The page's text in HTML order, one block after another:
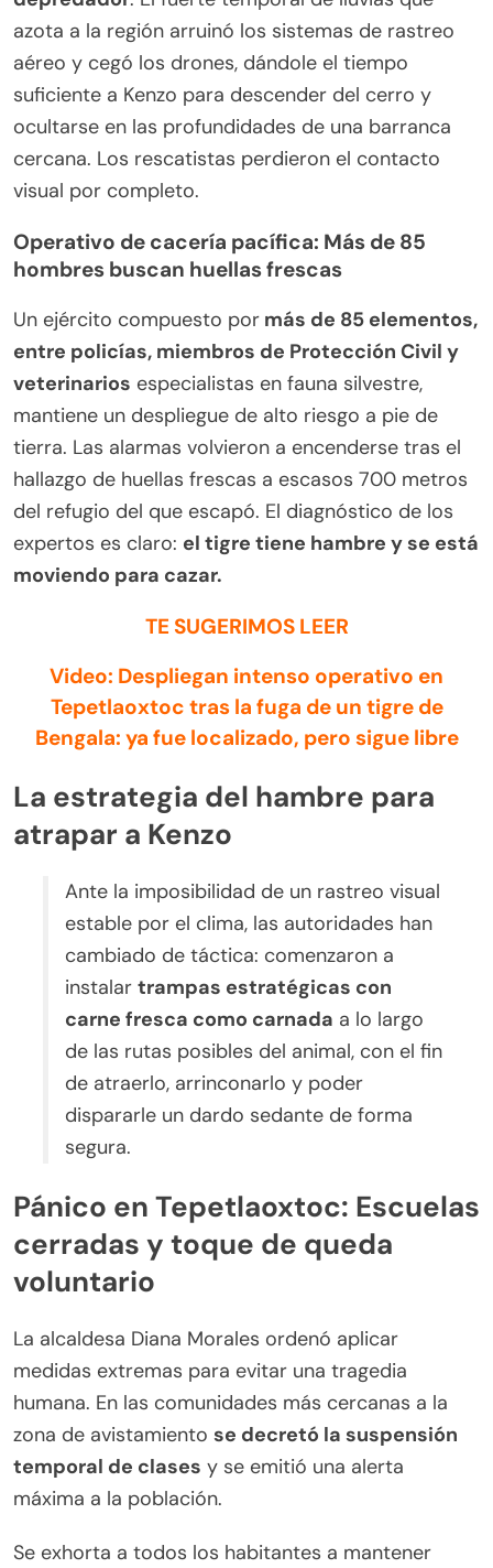
azota a la región arruinó los sistemas de rastreo
aéreo y cegó los drones, dándole el tiempo
suficiente a Kenzo para descender del cerro y
ocultarse en las profundidades de una barranca
cercana. Los rescatistas perdieron el contacto
visual por completo.
Operativo de cacería pacífica: Más de 85
hombres buscan huellas frescas
Un ejército compuesto por más de 85 elementos,
entre policías, miembros de Protección Civil y
veterinarios especialistas en fauna silvestre,
mantiene un despliegue de alto riesgo a pie de
tierra. Las alarmas volvieron a encenderse tras el
hallazgo de huellas frescas a escasos 700 metros
del refugio del que escapó. El diagnóstico de los
expertos es claro: el tigre tiene hambre y se está
moviendo para cazar.
TE SUGERIMOS LEER
Video: Despliegan intenso operativo en
Tepetlaoxtoc tras la fuga de un tigre de
Bengala: ya fue localizado, pero sigue libre
La estrategia del hambre para
atrapar a Kenzo
Ante la imposibilidad de un rastreo visual
estable por el clima, las autoridades han
cambiado de táctica: comenzaron a
instalar trampas estratégicas con
carne fresca como carnada a lo largo
de las rutas posibles del animal, con el fin
de atraerlo, arrinconarlo y poder
dispararle un dardo sedante de forma
segura.
Pánico en Tepetlaoxtoc: Escuelas
cerradas y toque de queda
voluntario
La alcaldesa Diana Morales ordenó aplicar
medidas extremas para evitar una tragedia
humana. En las comunidades más cercanas a la
zona de avistamiento se decretó la suspensión
temporal de clases y se emitió una alerta
máxima a la población.
Se exhorta a todos los habitantes a mantener